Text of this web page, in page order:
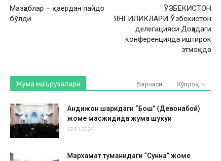
Мазҳаблар – қаердан пайдо
бўлди
ЎЗБЕКИСТОН
ЯНГИЛИКЛАРИ Ўзбекистон
делегацияси Доҳадаги
конференцияда иштирок
этмоқда
Жума маърузалари Барчаси Кўпроқ
Андижон шаҳридаги “Бош” (Девонабой)
жоме масжидида жума шукуҳи
12.01.2024
Мархамат туманидаги “Сунна” жоме